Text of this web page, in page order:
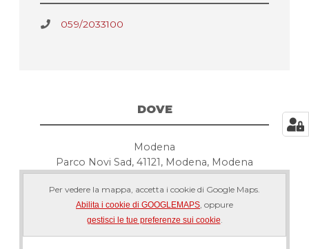
059/2033100
DOVE
Modena
Parco Novi Sad, 41121, Modena, Modena
Per vedere la mappa, accetta i cookie di Google Maps.
Abilita i cookie di GOOGLEMAPS, oppure
gestisci le tue preferenze sui cookie.